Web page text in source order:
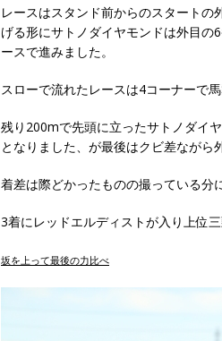
レースはスタンド前からのスタート
げる形にサトノダイヤモンドは外目
ースで進みました。
スローで流れたレースは4コーナーで
残り200mで先頭に立ったサトノダイ
となりました、が最後はクビ差ながら
着差は際どかったものの撮っている分
3着にレッドエルディストが入り上位
坂を上って最後の力比べ